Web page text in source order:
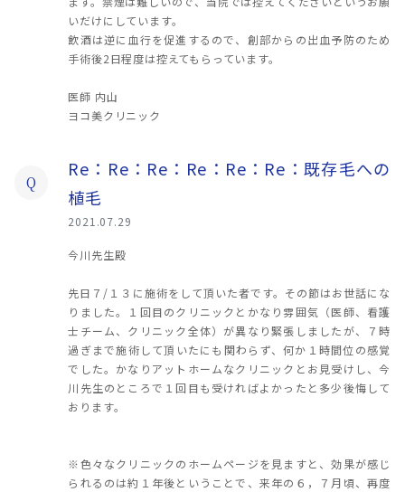
いだけにしています。
飲酒は逆に血行を促進するので、創部からの出血予防のため
手術後2日程度は控えてもらっています。
医師 内山
ヨコ美クリニック
Q
Re：Re：Re：Re：Re：Re：既存毛への
植毛
2021.07.29
今川先生殿
先日７/１３に施術をして頂いた者です。その節はお世話にな
りました。１回目のクリニックとかなり雰囲気（医師、看護
士チーム、クリニック全体）が異なり緊張しましたが、７時
過ぎまで施術して頂いたにも関わらず、何か１時間位の感覚
でした。かなりアットホームなクリニックとお見受けし、今
川先生のところで１回目も受ければよかったと多少後悔して
おります。
※色々なクリニックのホームページを見ますと、効果が感じ
られるのは約１年後ということで、来年の６，７月頃、再度